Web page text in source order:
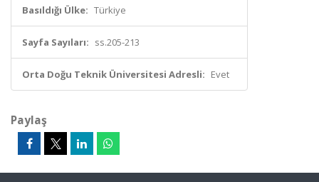
Basıldığı Ülke: Türkiye
Sayfa Sayıları: ss.205-213
Orta Doğu Teknik Üniversitesi Adresli: Evet
Paylaş